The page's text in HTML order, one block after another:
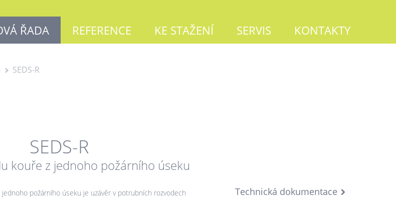
ŘADA REFERENCE KE STAŽENÍ SERVIS KONTAKTY
SEDS-R
SEDS-R
kouře z jednoho požárního úseku
požárního úseku je uzávěr v potrubních rozvodech
Technická dokumentace